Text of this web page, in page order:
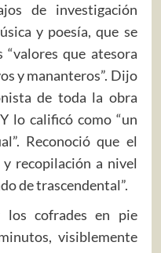
de investigación
y poesía, que se
que atesora
y mananteros”. Dijo
de toda la obra
lo calificó como “un
Reconoció que el
recopilación a nivel
de trascendental”.
los cofrades en pie
visiblemente